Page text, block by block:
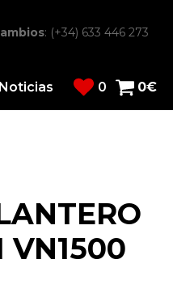
: (+34) 633 446 273
Noticias 0 0€
VN1500